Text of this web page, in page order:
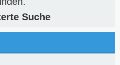
Suche